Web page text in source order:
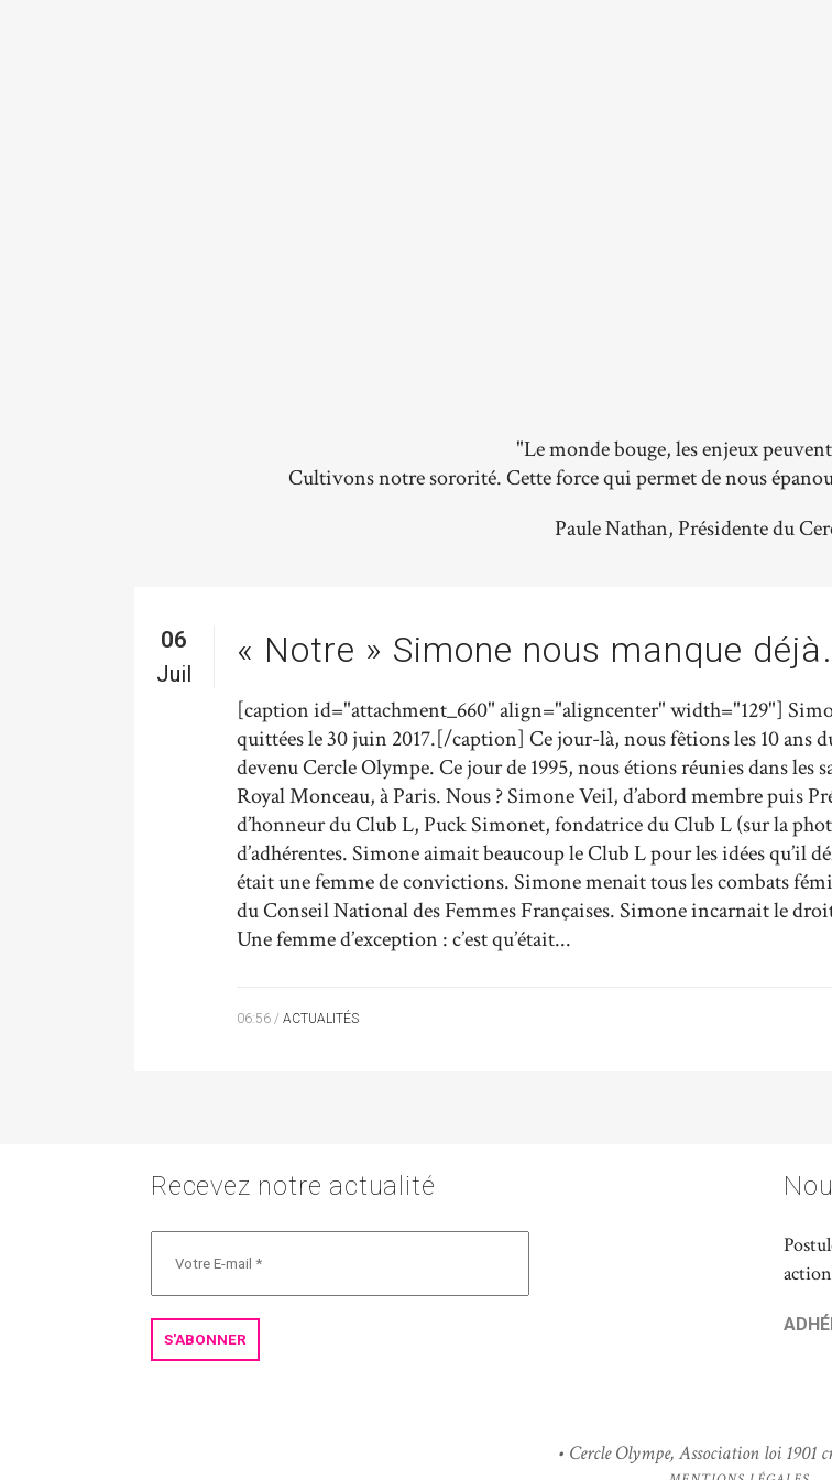
"Le monde bouge, les enjeux
Cultivons notre sororité. Cette force qui permet de nous
Paule Nathan, Présidente du
06
Juil
« Notre » Simone nous manque
[caption id="attachment_660" align="aligncenter" width="129"]
quittées le 30 juin 2017.[/caption] Ce jour-là, nous fêtions les 10 ans
devenu Cercle Olympe. Ce jour de 1995, nous étions réunies dans les
Royal Monceau, à Paris. Nous ? Simone Veil, d’abord membre puis
d’honneur du Club L, Puck Simonet, fondatrice du Club L (sur la
d’adhérentes. Simone aimait beaucoup le Club L pour les idées qu’il
était une femme de convictions. Simone menait tous les combats
du Conseil National des Femmes Françaises. Simone incarnait le
Une femme d’exception : c’est qu’était...
06:56 / ACTUALITÉS
Recevez notre actualité
• Cercle Olympe, Association loi 1901